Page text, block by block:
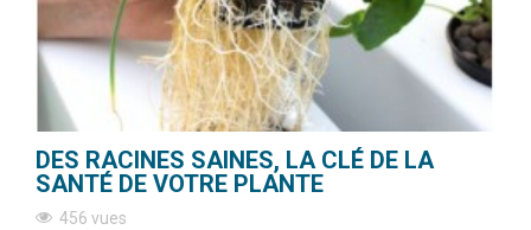
DES RACINES SAINES, LA CLÉ DE LA
SANTÉ DE VOTRE PLANTE
456 vues